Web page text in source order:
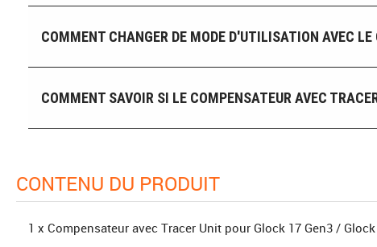
COMMENT CHANGER DE MODE D'UTILISATION AVEC
COMMENT SAVOIR SI LE COMPENSATEUR AVEC
CONTENU DU PRODUIT
1 x Compensateur avec Tracer Unit pour Glock 17 Gen3 /